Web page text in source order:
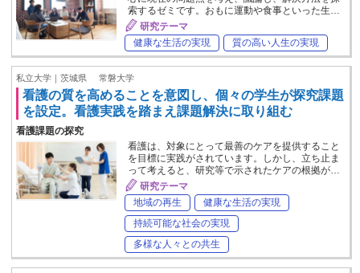
索するゼミです。おもに運動や食事といった生…
研究テーマ
健康な生活の実現
質の高い人生の実現
私立大学｜茨城県 常磐大学
看護の質を高めることを意図し、個々の学生が探究課題
を設定。看護実践を踏まえ課題解決に取り組む
看護課題の探究
看護は、対象にとって最善のケアを提供すること
を目標に実践がされています。しかし、立ち止ま
って考えると、研究等で示されたケアの根拠が…
研究テーマ
地域の再生
健康な生活の実現
持続可能な社会の実現
多様な人々との共生